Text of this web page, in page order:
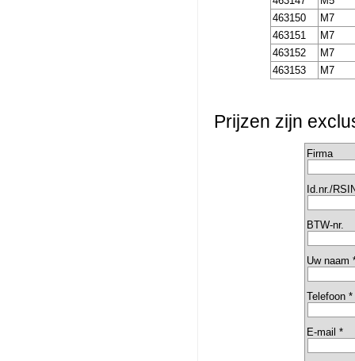
463150
M7
463151
M7
463152
M7
463153
M7
Prijzen zijn
Firma
Id.nr./
BTW-nr.
Uw naam
Telefoon *
E-mail *